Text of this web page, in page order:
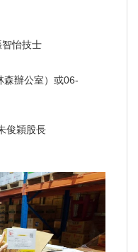
怡技士
森辦公室）或06-
俊穎股長